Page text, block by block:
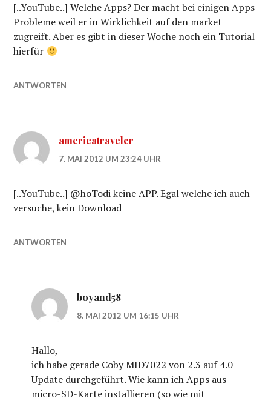
[..YouTube..] Welche Apps? Der macht bei einigen Apps
Probleme weil er in Wirklichkeit auf den market
zugreift. Aber es gibt in dieser Woche noch ein Tutorial
hierfür
ANTWORTEN
americatraveler
7. MAI 2012 UM 23:24 UHR
[..YouTube..] @hoTodi keine APP. Egal welche ich auch
versuche, kein Download
ANTWORTEN
boyand58
8. MAI 2012 UM 16:15 UHR
Hallo,
ich habe gerade Coby MID7022 von 2.3 auf 4.0
Update durchgeführt. Wie kann ich Apps aus
micro-SD-Karte installieren (so wie mit